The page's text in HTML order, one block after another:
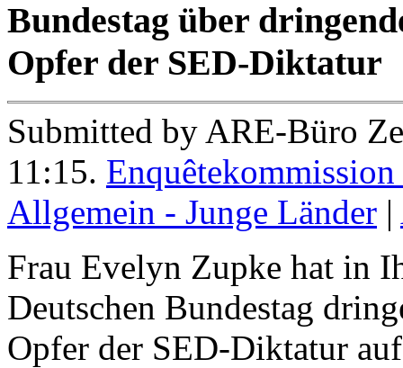
Bundestag über
Opfer der SED-Diktatur
Submitted by ARE-Büro
11:15.
Allgemein - Junge Länder |
Frau Evelyn Zupke hat in
Deutschen Bundestag
Opfer der SED-Diktatur